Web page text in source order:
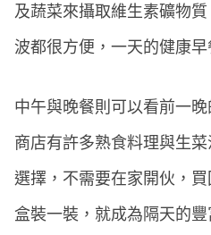
及蔬菜來攝取維生素礦物
波都很方便，一天的健康早
中午與晚餐則可以看前一
商店有許多熟食料理與生
選擇，不需要在家開伙，
盒裝一裝，就成為隔天的